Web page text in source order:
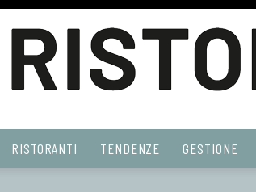
Web
RISTORANTI TENDENZE GESTIONE